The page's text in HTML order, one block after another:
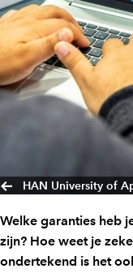
HAN University of
Welke garanties heb
zijn? Hoe weet je
ondertekend is het